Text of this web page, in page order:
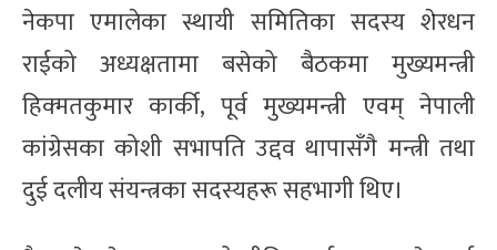
नेकपा एमालेका स्थायी समितिका सदस्य शेरधन
राईको अध्यक्षतामा बसेको बैठकमा मुख्यमन्त्री
हिक्मतकुमार कार्की, पूर्व मुख्यमन्त्री एवम् नेपाली
कांग्रेसका कोशी सभापति उद्दव थापासँगै मन्त्री तथा
दुई दलीय संयन्त्रका सदस्यहरू सहभागी थिए।